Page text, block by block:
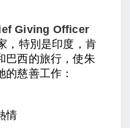
Giving Officer
，特別是印度，肯
巴西的旅行，使朱
慈善工作：
情